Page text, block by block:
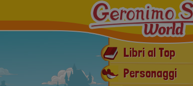
Libri al Top
Personaggi